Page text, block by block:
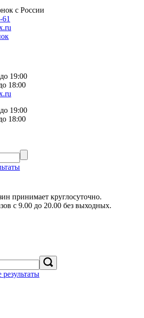
с России
19:00
18:00
19:00
18:00
принимает круглосуточно.
с 9.00 до 20.00 без выходных.